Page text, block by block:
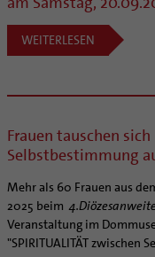
WEITERLESEN
Frauen tauschen
Selbstbestimmung
Mehr als 60 Frauen aus
2025 beim4.
Veranstaltung im
"SPIRITUALITÄT zwischen